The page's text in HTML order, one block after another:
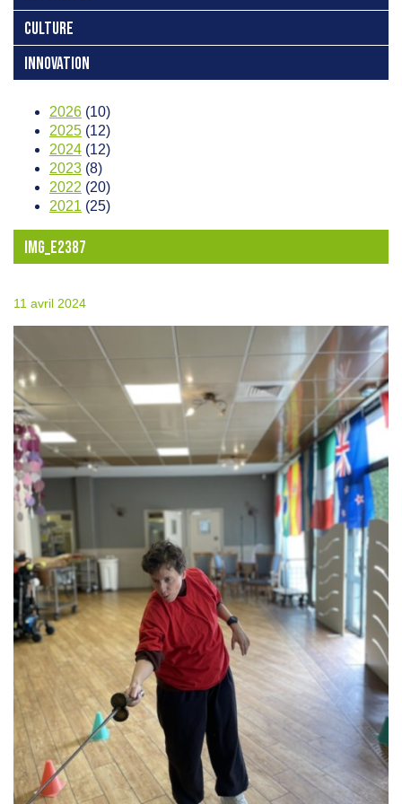
CULTURE
INNOVATION
2026 (10)
2025 (12)
2024 (12)
2023 (8)
2022 (20)
2021 (25)
IMG_E2387
11 avril 2024